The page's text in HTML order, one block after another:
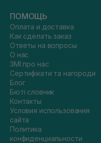
ПОМОЩЬ
Оплата и доставка
Как сделать заказ
Ответы на вопросы
О нас
ЗМІ про нас
Сертифікати та нагороди
Блог
Бюті словник
Контакты
Условия использования
сайта
Политика
конфиденциальности